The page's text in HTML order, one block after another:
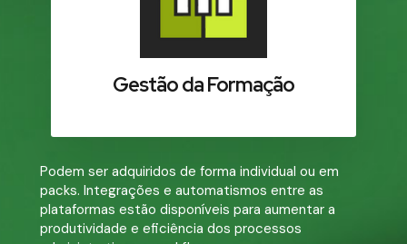
Gestão da Formação
Podem ser adquiridos de forma individual ou em
packs. Integrações e automatismos entre as
plataformas estão disponíveis para aumentar a
produtividade e eficiência dos processos